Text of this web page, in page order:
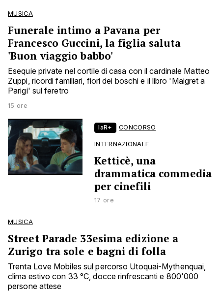
MUSICA
Funerale intimo a Pavana per
Francesco Guccini, la figlia saluta
'Buon viaggio babbo'
Esequie private nel cortile di casa con il cardinale Matteo
Zuppi, ricordi familiari, fiori dei boschi e il libro 'Maigret a
Parigi' sul feretro
15 ore
laR+ CONCORSO
INTERNAZIONALE
Ketticè, una
drammatica commedia
per cinefili
17 ore
MUSICA
Street Parade 33esima edizione a
Zurigo tra sole e bagni di folla
Trenta Love Mobiles sul percorso Utoquai-Mythenquai,
clima estivo con 33 °C, docce rinfrescanti e 800'000
persone attese